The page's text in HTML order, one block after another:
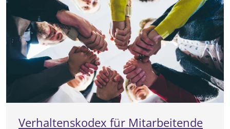
Verhaltenskodex für Mitarbeitende